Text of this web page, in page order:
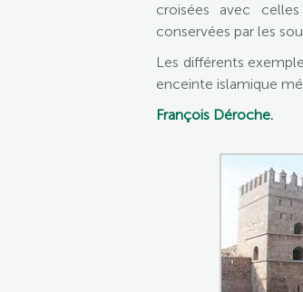
croisées avec
conservées par les
Les différents
enceinte islamique
François Déroche.